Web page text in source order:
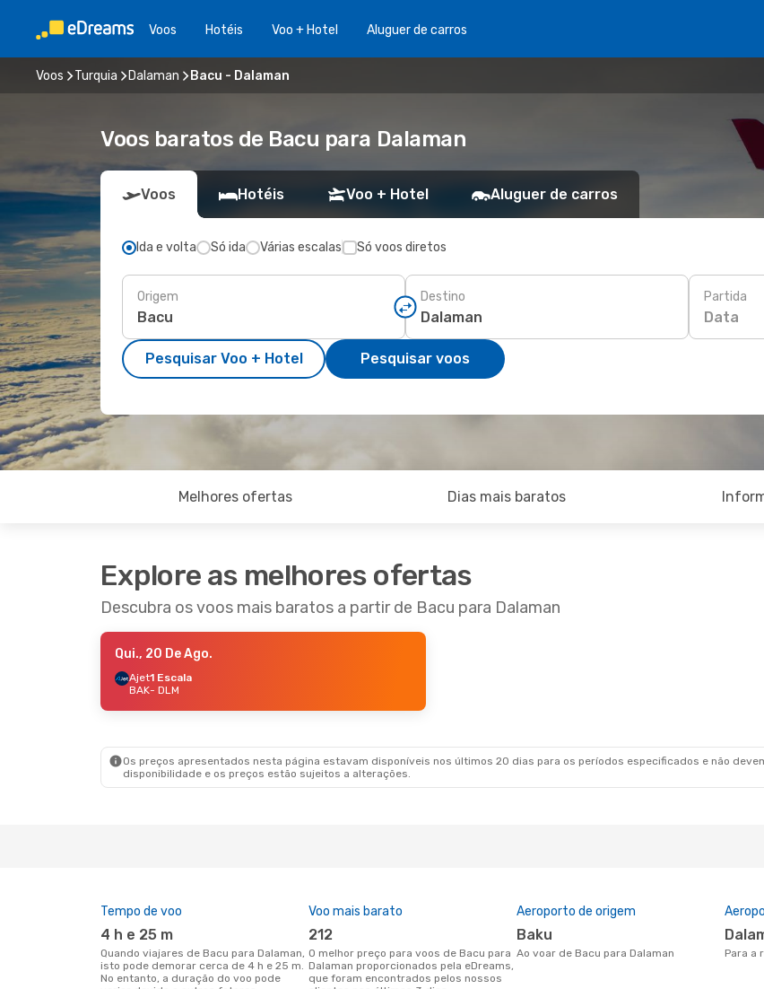
Voos Hotéis Voo + Hotel Aluguer de carros
Voos Turquia Dalaman Bacu - Dalaman
Voos baratos de Bacu para Dalaman
Voos Hotéis Voo + Hotel Aluguer de carros
Ida e volta Só ida Várias escalas Só voos diretos
Origem Destino Partida
Data
Pesquisar Voo + Hotel Pesquisar voos
Melhores ofertas Dias mais baratos
Explore as melhores ofertas
Descubra os voos mais baratos a partir de Bacu para Dalaman
Qui., 20 De Ago.
Ajet1 Escala
BAK- DLM
Os preços apresentados nesta página estavam disponíveis nos últimos 20 dias para os períodos especificados e não
disponibilidade e os preços estão sujeitos a alterações.
Tempo de voo
4 h e 25 m
Quando viajares de Bacu para Dalaman,
isto pode demorar cerca de 4 h e 25 m.
No entanto, a duração do voo pode
Voo mais barato
212
O melhor preço para voos de Bacu para
Dalaman proporcionados pela eDreams,
que foram encontrados pelos nossos
Aeroporto de origem
Baku
Ao voar de Bacu para Dalaman Para